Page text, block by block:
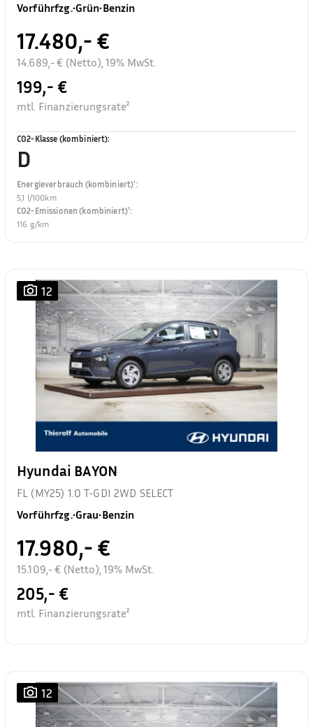
Vorführfzg.•Grün•Benzin
17.480,- €
14.689,- € (Netto), 19% MwSt.
199,- €
mtl. Finanzierungsrate²
CO2-Klasse (kombiniert):
D
Energieverbrauch (kombiniert)¹:
5,1 l/100km
CO2-Emissionen (kombiniert)¹:
116 g/km
12
Hyundai BAYON
FL (MY25) 1.0 T-GDI 2WD SELECT
Vorführfzg.•Grau•Benzin
17.980,- €
15.109,- € (Netto), 19% MwSt.
205,- €
mtl. Finanzierungsrate²
12